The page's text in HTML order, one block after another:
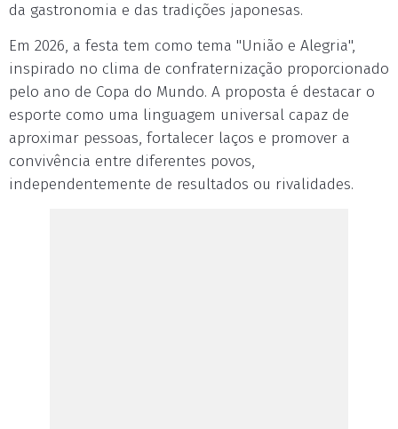
da gastronomia e das tradições japonesas.
Em 2026, a festa tem como tema "União e Alegria",
inspirado no clima de confraternização proporcionado
pelo ano de Copa do Mundo. A proposta é destacar o
esporte como uma linguagem universal capaz de
aproximar pessoas, fortalecer laços e promover a
convivência entre diferentes povos,
independentemente de resultados ou rivalidades.